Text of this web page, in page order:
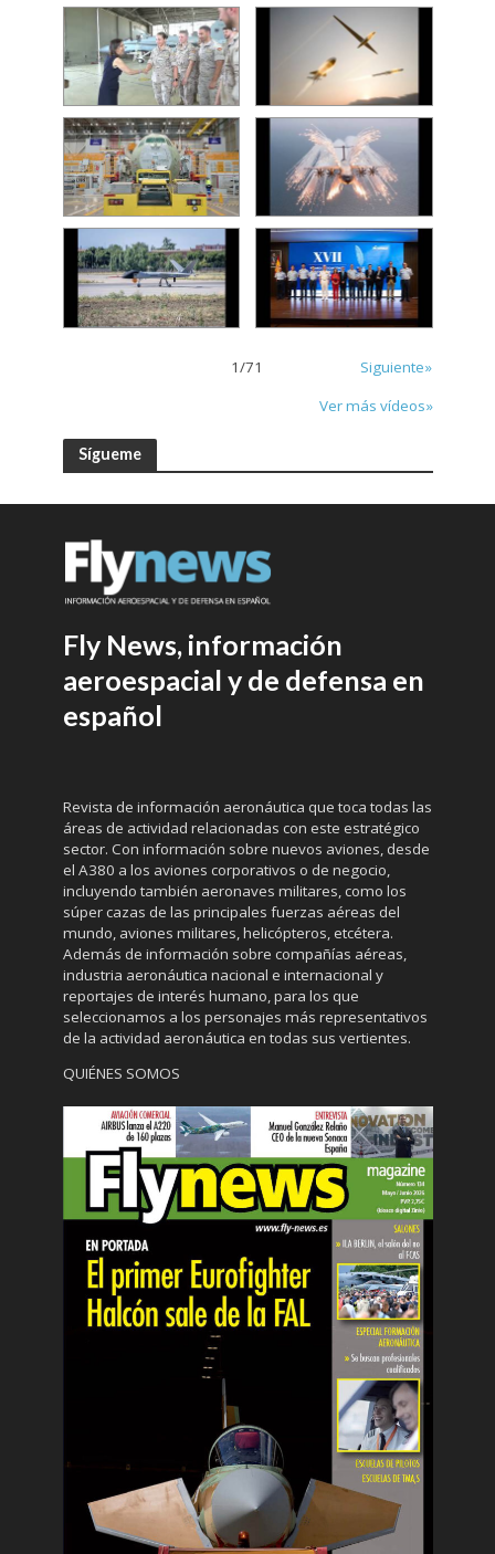
1/71
Siguiente»
Ver más vídeos»
Sígueme
Fly News, información
aeroespacial y de defensa en
español
Revista de información aeronáutica que toca todas las
áreas de actividad relacionadas con este estratégico
sector. Con información sobre nuevos aviones, desde
el A380 a los aviones corporativos o de negocio,
incluyendo también aeronaves militares, como los
súper cazas de las principales fuerzas aéreas del
mundo, aviones militares, helicópteros, etcétera.
Además de información sobre compañías aéreas,
industria aeronáutica nacional e internacional y
reportajes de interés humano, para los que
seleccionamos a los personajes más representativos
de la actividad aeronáutica en todas sus vertientes.
QUIÉNES SOMOS